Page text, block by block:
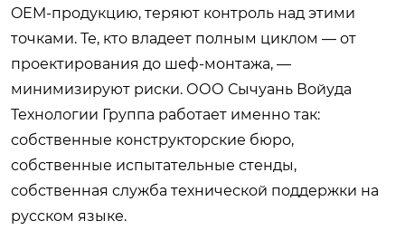
OEM-продукцию, теряют контроль над этими
точками. Те, кто владеет полным циклом — от
проектирования до шеф-монтажа, —
минимизируют риски. ООО Сычуань Войуда
Технологии Группа работает именно так:
собственные конструкторские бюро,
собственные испытательные стенды,
собственная служба технической поддержки на
русском языке.